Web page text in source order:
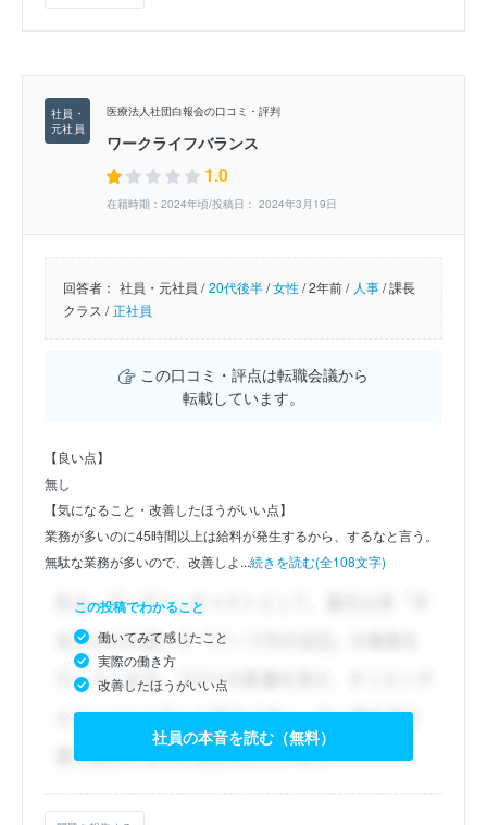
医療法人社団白報会の口コミ・評判
ワークライフバランス
1.0
在籍時期：2024年頃/投稿日： 2024年3月19日
回答者： 社員・元社員 / 20代後半/女性/2年前 / 人事/課長
クラス / 正社員
この口コミ・評点は転職会議から
転載しています。
【良い点】
無し
【気になること・改善したほうがいい点】
業務が多いのに45時間以上は給料が発生するから、するなと言う。
無駄な業務が多いので、改善しよ...続きを読む(全108文字)
この投稿でわかること
働いてみて感じたこと
実際の働き方
改善したほうがいい点
社員の本音を読む（無料）